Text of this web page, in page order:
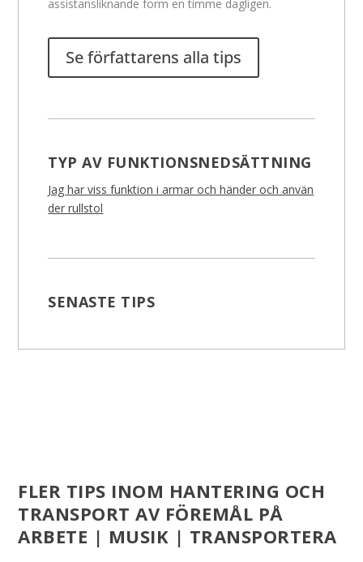
assistansliknande form en timme dagligen.
Se författarens alla tips
TYP AV FUNKTIONSNEDSÄTTNING
Jag har viss funktion i armar och händer och använ
der rullstol
SENASTE TIPS
FLER TIPS INOM HANTERING OCH
TRANSPORT AV FÖREMÅL PÅ
ARBETE | MUSIK | TRANSPORTERA